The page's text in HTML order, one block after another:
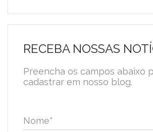
RECEBA NOSSAS
Preencha os campos abaixo
cadastrar em nosso blog.
Nome*